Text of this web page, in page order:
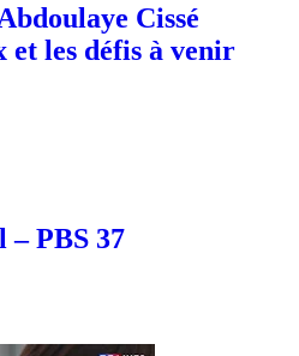
Cissé
et les défis à venir
– PBS 37